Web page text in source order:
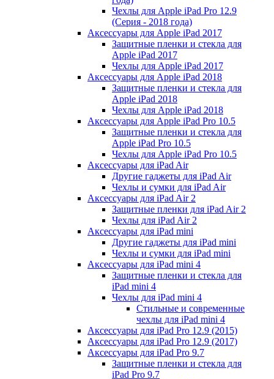
Чехлы для Apple iPad Pro 12.9
(Серия - 2018 года)
Аксессуары для Apple iPad 2017
Защитные пленки и стекла для
Apple iPad 2017
Чехлы для Apple iPad 2017
Аксессуары для Apple iPad 2018
Защитные пленки и стекла для
Apple iPad 2018
Чехлы для Apple iPad 2018
Аксессуары для Apple iPad Pro 10.5
Защитные пленки и стекла для
Apple iPad Pro 10.5
Чехлы для Apple iPad Pro 10.5
Аксессуары для iPad Air
Другие гаджеты для iPad Air
Чехлы и сумки для iPad Air
Аксессуары для iPad Air 2
Защитные пленки для iPad Air 2
Чехлы для iPad Air 2
Аксессуары для iPad mini
Другие гаджеты для iPad mini
Чехлы и сумки для iPad mini
Аксессуары для iPad mini 4
Защитные пленки и стекла для
iPad mini 4
Чехлы для iPad mini 4
Стильные и современные
чехлы для iPad mini 4
Аксессуары для iPad Pro 12.9 (2015)
Аксессуары для iPad Pro 12.9 (2017)
Аксессуары для iPad Pro 9.7
Защитные пленки и стекла для
iPad Pro 9.7